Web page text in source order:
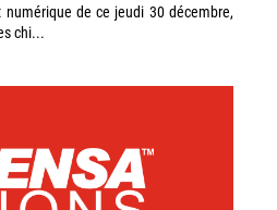
de ce jeudi 30 décembre,
chi...